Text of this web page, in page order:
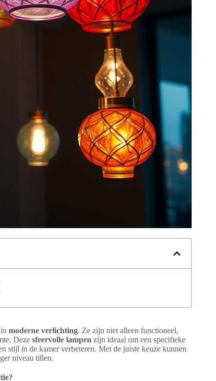
moderne verlichting. Ze zijn niet alleen functioneel,
Deze sfeervolle lampen zijn ideaal om een specifieke
stijl in de kamer verbeteren. Met de juiste keuze kunnen
niveau tillen.